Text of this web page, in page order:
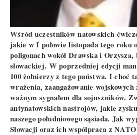
Wśród uczestników natowskich
jakie w I połowie listopada tego roku
poligonach wokół Drawska i
słowackiej. W poprzedniej edycji
100 żołnierzy z tego państwa. I choć
wrażenia, zaangażowanie wojskowych
ważnym sygnałem dla sojuszników.
antynatowskich nastrojów, jakie
naszego południowego sąsiada. Jak
Słowacji oraz ich współpraca z